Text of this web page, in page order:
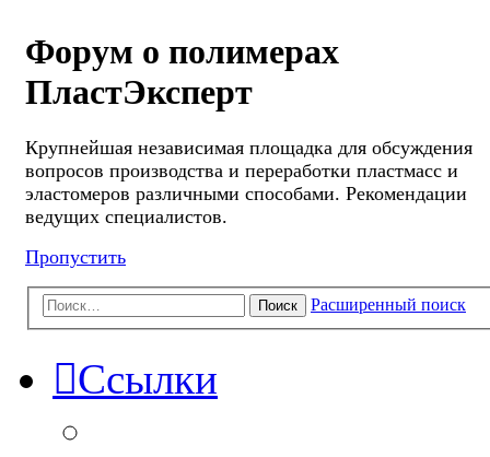
Форум о полимерах
ПластЭксперт
Крупнейшая независимая площадка для обсуждения
вопросов производства и переработки пластмасс и
эластомеров различными способами. Рекомендации
ведущих специалистов.
Пропустить
Поиск Расширенный поиск
Ссылки